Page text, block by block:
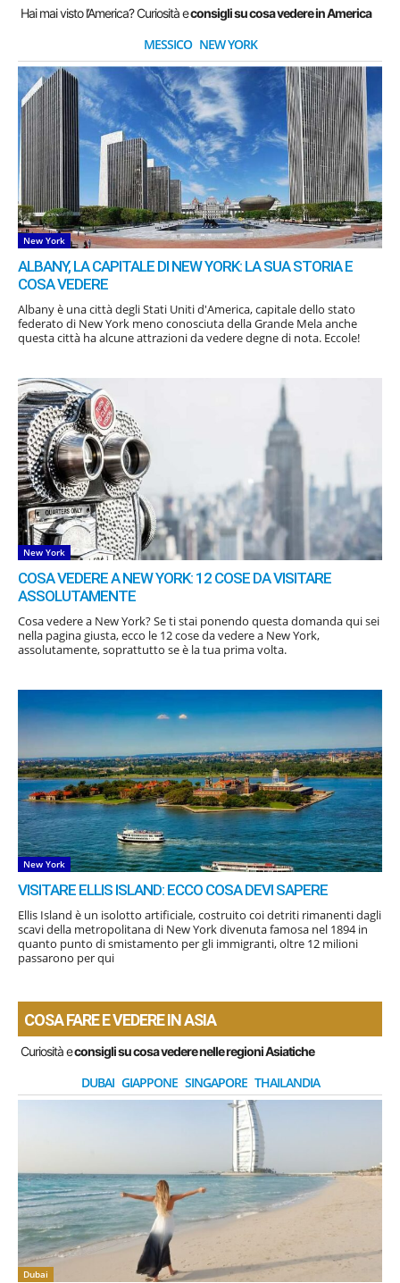
Hai mai visto l’America? Curiosità econsigli su cosa vedere in America
MESSICO NEW YORK
New York
ALBANY, LA CAPITALE DI NEW YORK: LA SUA STORIA E
COSA VEDERE
Albany è una città degli Stati Uniti d'America, capitale dello stato
federato di New York meno conosciuta della Grande Mela anche
questa città ha alcune attrazioni da vedere degne di nota. Eccole!
New York
COSA VEDERE A NEW YORK: 12 COSE DA VISITARE
ASSOLUTAMENTE
Cosa vedere a New York? Se ti stai ponendo questa domanda qui sei
nella pagina giusta, ecco le 12 cose da vedere a New York,
assolutamente, soprattutto se è la tua prima volta.
New York
VISITARE ELLIS ISLAND: ECCO COSA DEVI SAPERE
Ellis Island è un isolotto artificiale, costruito coi detriti rimanenti dagli
scavi della metropolitana di New York divenuta famosa nel 1894 in
quanto punto di smistamento per gli immigranti, oltre 12 milioni
passarono per qui
COSA FARE E VEDERE IN ASIA
Curiosità econsigli su cosa vedere nelle regioni Asiatiche
DUBAI GIAPPONE SINGAPORE THAILANDIA
Dubai